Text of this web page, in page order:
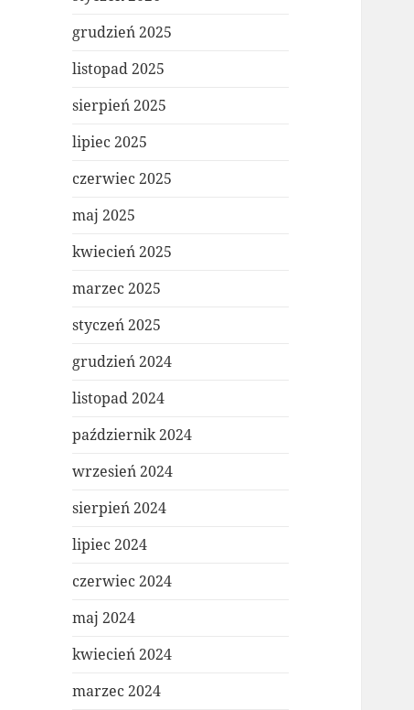
grudzień 2025
listopad 2025
sierpień 2025
lipiec 2025
czerwiec 2025
maj 2025
kwiecień 2025
marzec 2025
styczeń 2025
grudzień 2024
listopad 2024
październik 2024
wrzesień 2024
sierpień 2024
lipiec 2024
czerwiec 2024
maj 2024
kwiecień 2024
marzec 2024